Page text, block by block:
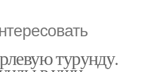
турунду.